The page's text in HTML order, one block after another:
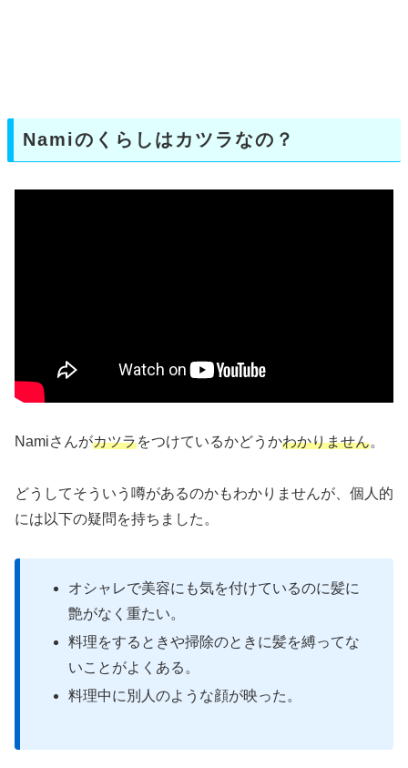
Namiのくらしはカツラなの？
Namiさんがカツラをつけているかどうかわかりません。
どうしてそういう噂があるのかもわかりませんが、個人的
には以下の疑問を持ちました。
オシャレで美容にも気を付けているのに髪に
艶がなく重たい。
料理をするときや掃除のときに髪を縛ってな
いことがよくある。
料理中に別人のような顔が映った。